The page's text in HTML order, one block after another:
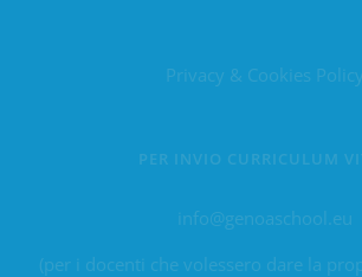
Privacy & Cookies Policy
PER INVIO CURRICULUM
info@genoaschool.eu
(per i docenti che volessero dare la